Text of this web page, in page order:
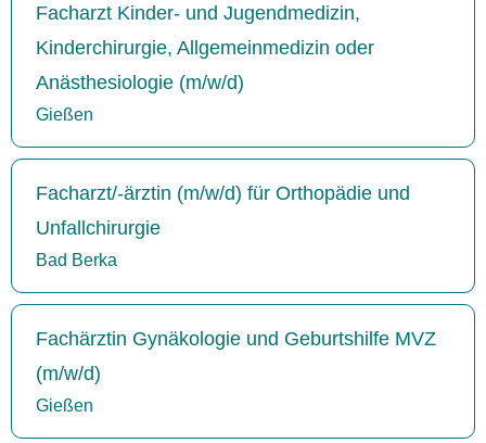
Facharzt Kinder- und Jugendmedizin,
Kinderchirurgie, Allgemeinmedizin oder
Anästhesiologie (m/w/d)
Gießen
Facharzt/-ärztin (m/w/d) für Orthopädie und
Unfallchirurgie
Bad Berka
Fachärztin Gynäkologie und Geburtshilfe MVZ
(m/w/d)
Gießen